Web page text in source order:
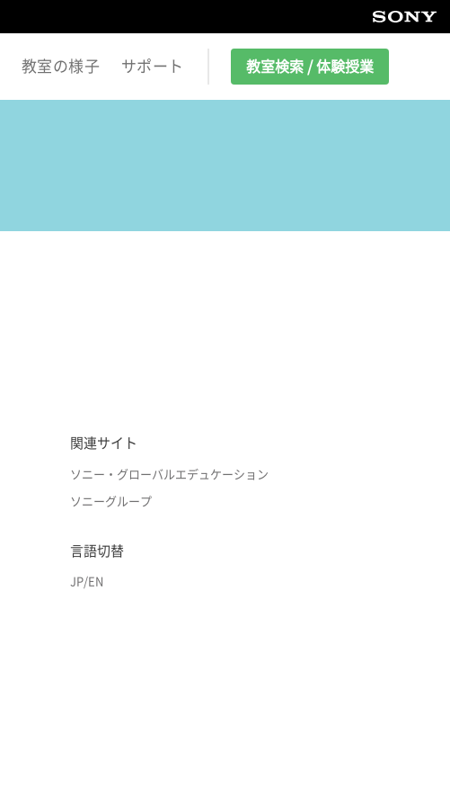
教室の様子 サポート 教室検索 / 体験授業
関連サイト
ソニー・グローバルエデュケーション
ソニーグループ
言語切替
JP/EN